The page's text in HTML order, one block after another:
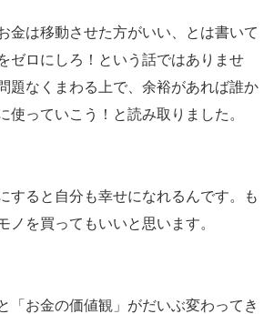
金は移動させた方がいい、とは書いて
ゼロにしろ！という話ではありませ
題なくまわる上で、余裕があれば誰か
使っていこう！と読み取りました。
すると自分も幸せになれるんです。も
ノを買ってもいいと思います。
「お金の価値観」がだいぶ変わってき